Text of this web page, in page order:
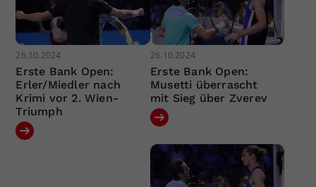
26.10.2024
Erste Bank Open:
Erler/Miedler nach
Krimi vor 2. Wien-
Triumph
26.10.2024
Erste Bank Open:
Musetti überrascht
mit Sieg über Zverev